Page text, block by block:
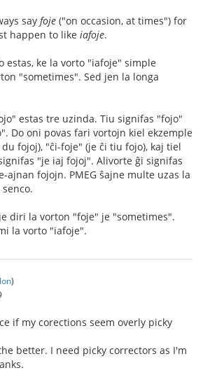
say foje ("on occasion, at times") for
happen to like iafoje.
estas, ke la vorto "iafoje" simple
"sometimes". Sed jen la longa
estas tre uzinda. Tiu signifas "fojo"
Do oni povas fari vortojn kiel ekzemple
fojoj), "ĉi-foje" (je ĉi tiu fojo), kaj tiel
"je iaj fojoj". Alivorte ĝi signifas
ajnan fojojn. PMEG ŝajne multe uzas la
diri la vorton "foje" je "sometimes".
la vorto "iafoje".
)
if my corections seem overly picky
better. I need picky correctors as I'm